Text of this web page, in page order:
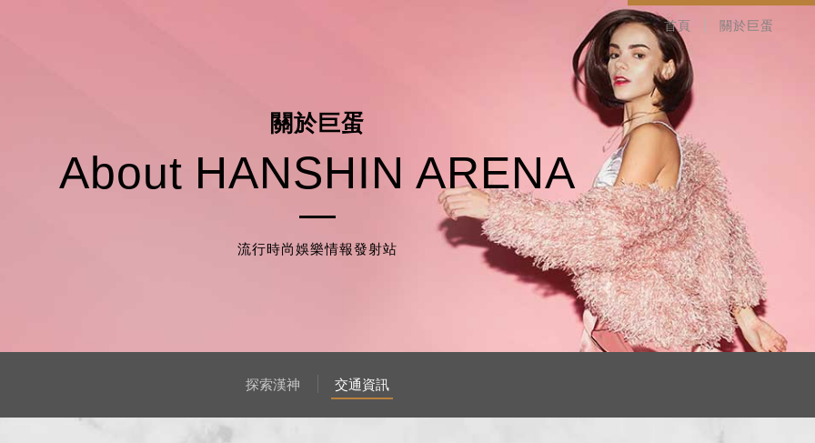
首頁 關於巨蛋
關於巨蛋
About HANSHIN ARENA
流行時尚娛樂情報發射站
探索漢神 交通資訊